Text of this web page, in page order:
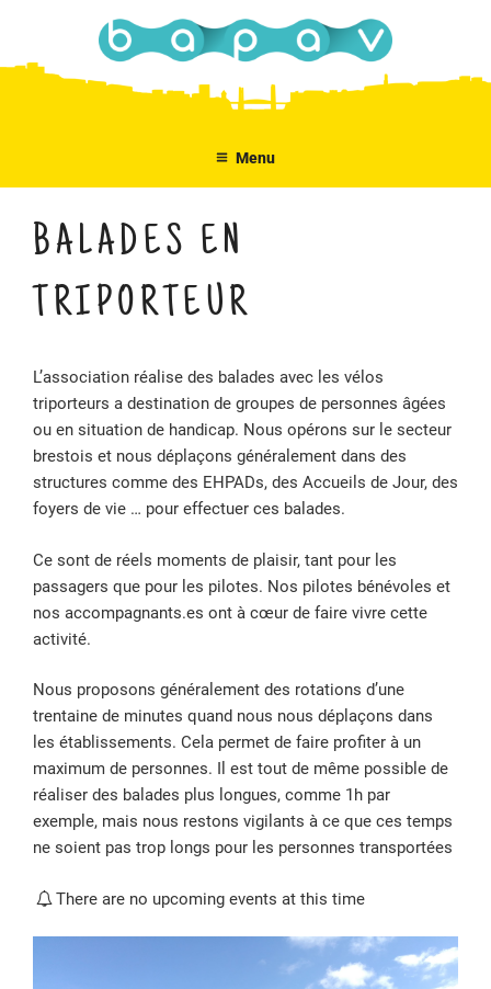
contenu
Menu
BALADES EN
TRIPORTEUR
L’association réalise des balades avec les vélos
triporteurs a destination de groupes de personnes âgées
ou en situation de handicap. Nous opérons sur le secteur
brestois et nous déplaçons généralement dans des
structures comme des EHPADs, des Accueils de Jour, des
foyers de vie … pour effectuer ces balades.
Ce sont de réels moments de plaisir, tant pour les
passagers que pour les pilotes. Nos pilotes bénévoles et
nos accompagnants.es ont à cœur de faire vivre cette
activité.
Nous proposons généralement des rotations d’une
trentaine de minutes quand nous nous déplaçons dans
les établissements. Cela permet de faire profiter à un
maximum de personnes. Il est tout de même possible de
réaliser des balades plus longues, comme 1h par
exemple, mais nous restons vigilants à ce que ces temps
ne soient pas trop longs pour les personnes transportées
There are no upcoming events at this time